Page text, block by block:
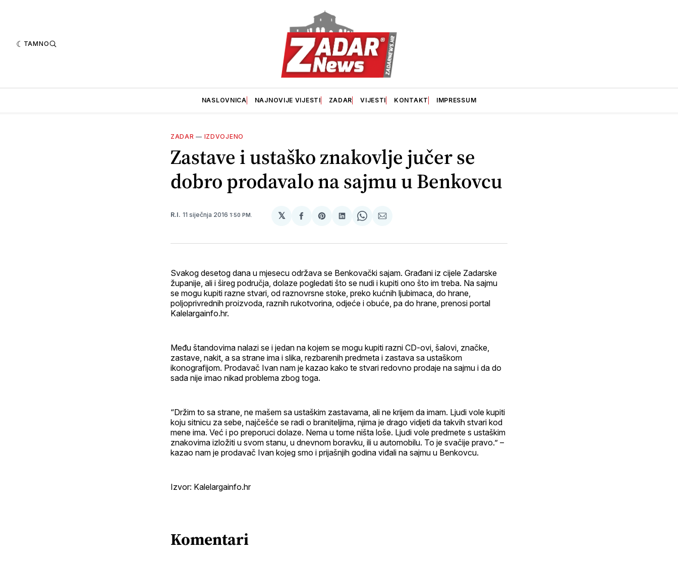
TAMNO
NASLOVNICA NAJNOVIJE VIJESTI ZADAR VIJESTI KONTAKT IMPRESSUM
ZADAR — IZDVOJENO
Zastave i ustaško znakovlje jučer se
dobro prodavalo na sajmu u Benkovcu
R.I. 11 siječnja 2016 1:50 PM. 𝕏
podijeli
Facebook
Sharepodijeli
LinkedIn
Sharepodijeli
maila
Svakog desetog dana u mjesecu održava se Benkovački sajam. Građani iz cijele Zadarske
županije, ali i šireg područja, dolaze pogledati što se nudi i kupiti ono što im treba. Na sajmu
se mogu kupiti razne stvari, od raznovrsne stoke, preko kućnih ljubimaca, do hrane,
poljoprivrednih proizvoda, raznih rukotvorina, odjeće i obuće, pa do hrane, prenosi portal
Kalelargainfo.hr.
Među štandovima nalazi se i jedan na kojem se mogu kupiti razni CD-ovi, šalovi, značke,
zastave, nakit, a sa strane ima i slika, rezbarenih predmeta i zastava sa ustaškom
ikonografijom. Prodavač Ivan nam je kazao kako te stvari redovno prodaje na sajmu i da do
sada nije imao nikad problema zbog toga.
“Držim to sa strane, ne mašem sa ustaškim zastavama, ali ne krijem da imam. Ljudi vole kupiti
koju sitnicu za sebe, najčešće se radi o braniteljima, njima je drago vidjeti da takvih stvari kod
mene ima. Već i po preporuci dolaze. Nema u tome ništa loše. Ljudi vole predmete s ustaškim
znakovima izložiti u svom stanu, u dnevnom boravku, ili u automobilu. To je svačije pravo.” –
kazao nam je prodavač Ivan kojeg smo i prijašnjih godina viđali na sajmu u Benkovcu.
Izvor: Kalelargainfo.hr
Komentari